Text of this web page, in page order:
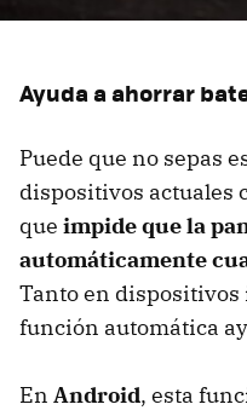
Ayuda a ahorrar
Puede que no sepas
dispositivos actuales
que impide que la
automáticamente
Tanto en dispositivos
función automática
En Android, esta